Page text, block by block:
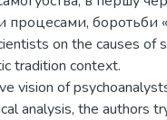
процесами, боротьби
on the causes of
tradition context.
vision of
analysis, the authors